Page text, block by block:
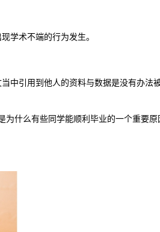
学术不端的行为发生。
中引用到他人的资料与数据是没有办法
什么有些同学能顺利毕业的一个重要原